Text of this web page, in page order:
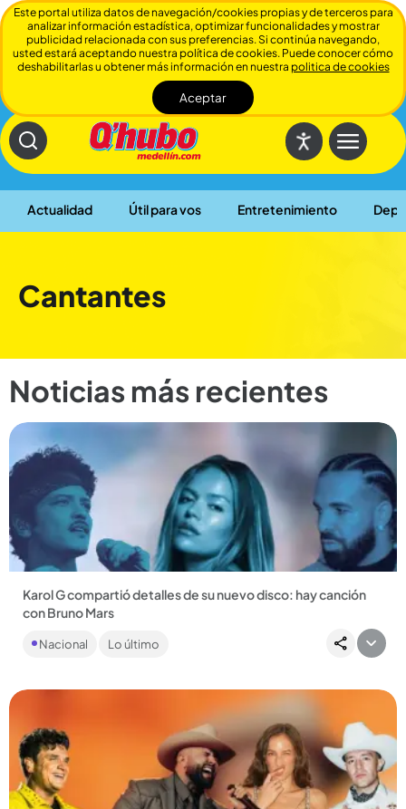
Actualidad Útil para vos Entretenimiento
Cerrar
Cantantes
Noticias más recientes
Karol G compartió detalles de su nuevo disco: hay canción
con Bruno Mars
comparada con una de Britney Spears....
Nacional Lo último
Compartir Noticia
Este portal utiliza datos de navegación/cookies propias y de terceros para
analizar información estadística, optimizar funcionalidades y mostrar
publicidad relacionada con sus preferencias. Si continúa navegando,
usted estará aceptando nuestra política de cookies. Puede conocer cómo
deshabilitarlas u obtener más información en nuestra politica de cookies
Aceptar